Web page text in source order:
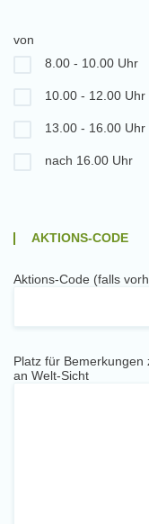
von
8.00 - 10.00 Uhr
10.00 - 12.00 Uhr
13.00 - 16.00 Uhr
nach 16.00 Uhr
AKTIONS-CODE
Aktions-Code (falls
Platz für
an Welt-Sicht